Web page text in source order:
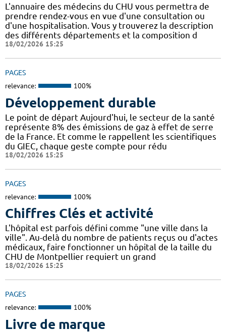
L'annuaire des médecins du CHU vous permettra de
prendre rendez-vous en vue d'une consultation ou
d'une hospitalisation. Vous y trouverez la description
des différents départements et la composition d
18/02/2026 15:25
PAGES
relevance: 100%
Développement durable
Le point de départ Aujourd'hui, le secteur de la santé
représente 8% des émissions de gaz à effet de serre
de la France. Et comme le rappellent les scientifiques
du GIEC, chaque geste compte pour rédu
18/02/2026 15:25
PAGES
relevance: 100%
Chiffres Clés et activité
L'hôpital est parfois défini comme "une ville dans la
ville". Au-delà du nombre de patients reçus ou d'actes
médicaux, faire fonctionner un hôpital de la taille du
CHU de Montpellier requiert un grand
18/02/2026 15:25
PAGES
relevance: 100%
Livre de marque